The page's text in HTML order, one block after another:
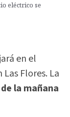
eléctrico se
en el
Flores. La
la mañana